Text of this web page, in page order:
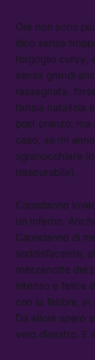
Ora non sono
dico senza
l’orgoglio
senza grandi
rassegnata,
l’ansia natalizia
post pranzo, ma
caso, se mi
sgranocchiare
trascurabile).
Capodanno
un inferno.
Capodanno di
soddisfacente,
mezzanotte del
intenso e felice
con la febbre, in
Da allora spero
vero disastro. E